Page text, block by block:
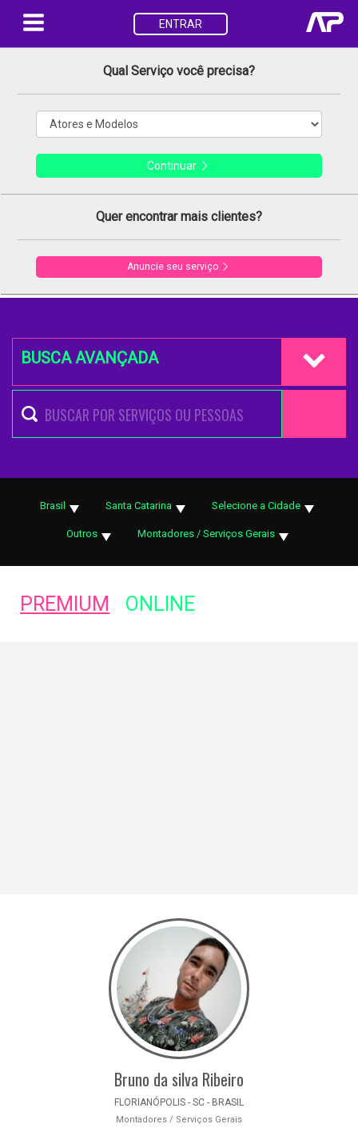
ENTRAR
Qual Serviço você precisa?
Continuar
Quer encontrar mais clientes?
Anuncie seu serviço
BUSCA AVANÇADA
Brasil Santa Catarina Selecione a Cidade
Outros Montadores / Serviços Gerais
PREMIUM ONLINE
Bruno da silva Ribeiro
FLORIANÓPOLIS - SC - BRASIL
Montadores / Serviços Gerais